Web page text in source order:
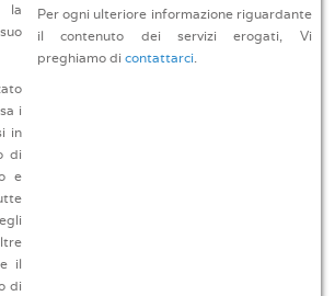
la
i
in
di
e
il
di
Per ogni ulteriore informazione riguardante
il contenuto dei servizi erogati, Vi
preghiamo di contattarci.